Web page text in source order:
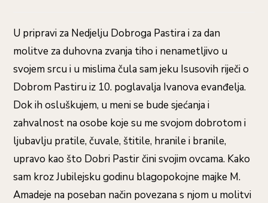
U pripravi za Nedjelju Dobroga Pastira i za dan
molitve za duhovna zvanja tiho i nenametljivo u
svojem srcu i u mislima čula sam jeku Isusovih riječi o
Dobrom Pastiru iz 10. poglavalja Ivanova evanđelja.
Dok ih osluškujem, u meni se bude sjećanja i
zahvalnost na osobe koje su me svojom dobrotom i
ljubavlju pratile, čuvale, štitile, hranile i branile,
upravo kao što Dobri Pastir čini svojim ovcama. Kako
sam kroz Jubilejsku godinu blagopokojne majke M.
Amadeje na poseban način povezana s njom u molitvi